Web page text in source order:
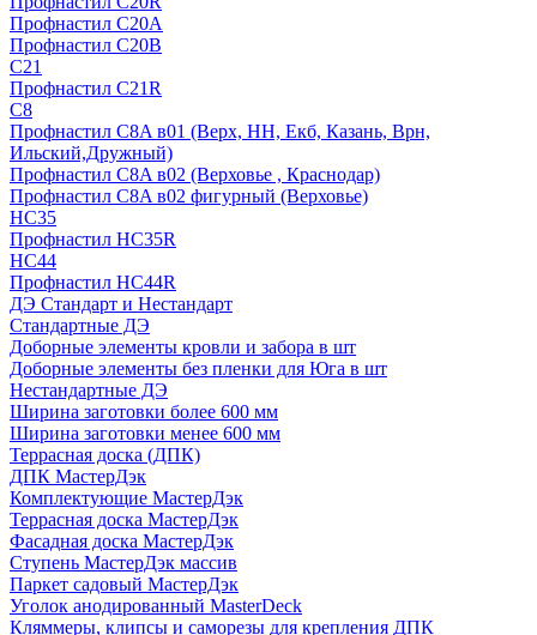
Профнастил С20А
Профнастил С20В
C21
Профнастил С21R
C8
Профнастил С8A в01 (Верх, НН, Екб, Казань, Врн,
Ильский,Дружный)
Профнастил С8A в02 (Верховье , Краснодар)
Профнастил С8A в02 фигурный (Верховье)
HС35
Профнастил HC35R
НС44
Профнастил НС44R
ДЭ Стандарт и Нестандарт
Стандартные ДЭ
Доборные элементы кровли и забора в шт
Доборные элементы без пленки для Юга в шт
Нестандартные ДЭ
Ширина заготовки более 600 мм
Ширина заготовки менее 600 мм
Террасная доска (ДПК)
ДПК МастерДэк
Комплектующие МастерДэк
Террасная доска МастерДэк
Фасадная доска МастерДэк
Ступень МастерДэк массив
Паркет садовый МастерДэк
Уголок анодированный MasterDeck
Кляммеры, клипсы и саморезы для крепления ДПК